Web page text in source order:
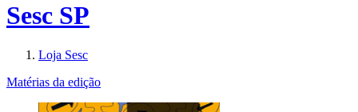
Sesc SP
Loja Sesc
Matérias da edição